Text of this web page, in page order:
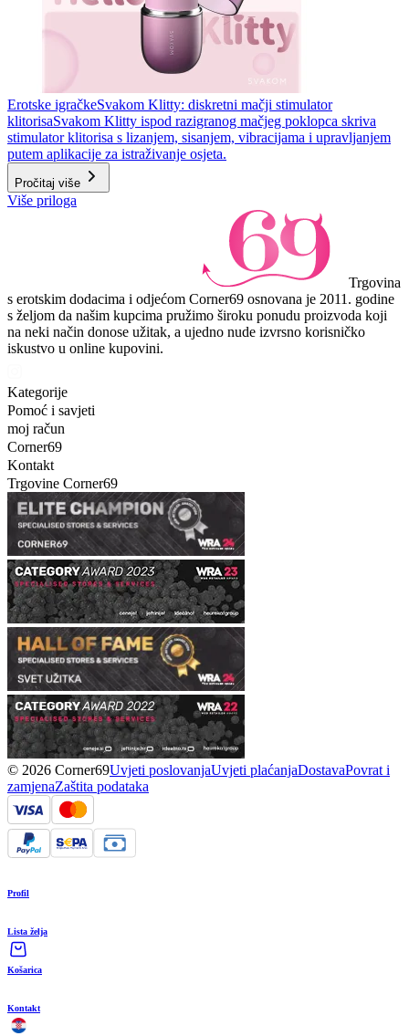
Erotske igračkeSvakom Klitty: diskretni mačji stimulator
klitorisaSvakom Klitty ispod razigranog mačjeg poklopca skriva
stimulator klitorisa s lizanjem, sisanjem, vibracijama i upravljanjem
putem aplikacije za istraživanje osjeta.
Pročitaj više
Više priloga
Trgovina
s erotskim dodacima i odjećom Corner69 osnovana je 2011. godine
s željom da našim kupcima pružimo široku ponudu proizvoda koji
na neki način donose užitak, a ujedno nude izvrsno korisničko
iskustvo u online kupovini.
Kategorije
Pomoć i savjeti
moj račun
Corner69
Kontakt
Trgovine Corner69
© 2026 Corner69Uvjeti poslovanjaUvjeti plaćanjaDostavaPovrat i
zamjenaZaštita podataka
Profil
Lista želja
Košarica
Kontakt